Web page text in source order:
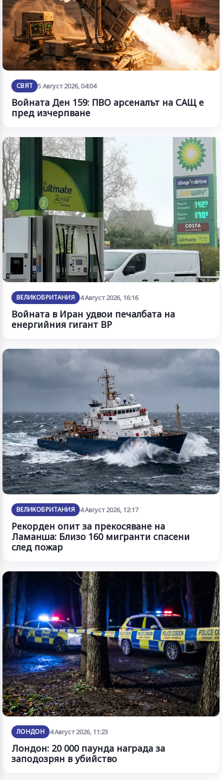
СВЯТ 5 Август 2026, 04:04
Войната Ден 159: ПВО арсеналът на САЩ е
пред изчерпване
ВЕЛИКОБРИТАНИЯ 4 Август 2026, 16:16
Войната в Иран удвои печалбата на
енергийния гигант BP
ВЕЛИКОБРИТАНИЯ 4 Август 2026, 12:17
Рекорден опит за прекосяване на
Ламанша: Близо 160 мигранти спасени
след пожар
ЛОНДОН 4 Август 2026, 11:23
Лондон: 20 000 паунда награда за
заподозрян в убийство